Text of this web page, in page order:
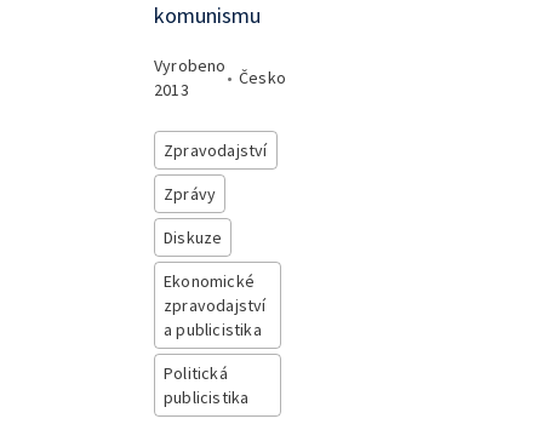
komunismu
Vyrobeno
2013
• Česko
Zpravodajství
Zprávy
Diskuze
Ekonomické
zpravodajství
a publicistika
Politická
publicistika